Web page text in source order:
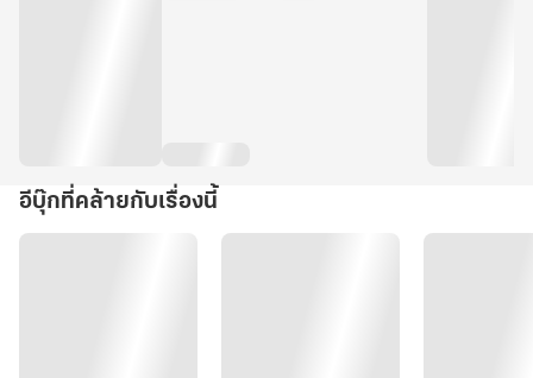
อีบุ๊กที่คล้ายกับเรื่องนี้